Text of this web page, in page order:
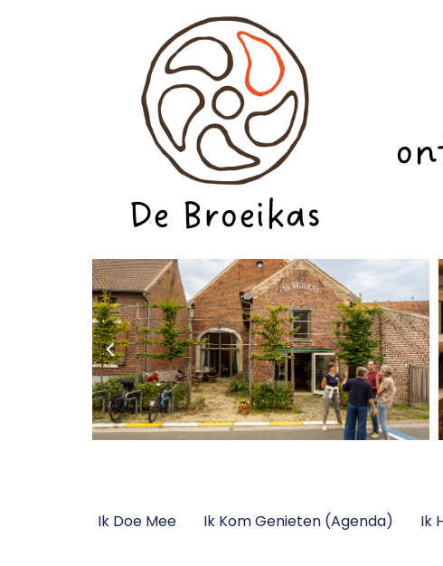
Ik Doe Mee Ik Kom Genieten (Agenda) Ik